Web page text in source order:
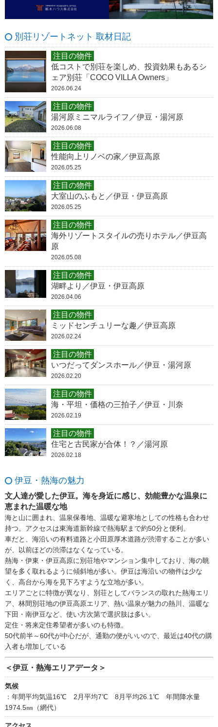
別荘リゾートネット 取材日記
注目の物件
低コストで別荘を楽しめ、投資効果もあるシ
ェア別荘「COCO VILLA Owners」
2026.06.24
注目の物件
湯河原ミニマルライフ／伊豆・湯河原
2026.06.08
注目の物件
性能向上リノベの家／伊豆高原
2026.05.25
注目の物件
大室山のふもと／伊豆・伊豆高原
2026.05.25
注目の物件
海外リゾートスタイルの売りホテル／伊豆高
原
2026.05.08
注目の物件
湖畔より／伊豆・伊豆高原
2026.04.06
注目の物件
ミッドセンチュリーな趣／伊豆高原
2026.02.24
注目の物件
いつだってダンスホール／伊豆・湯河原
2026.02.20
注目の物件
海・平坦・価格の三拍子／伊豆・川奈
2026.02.19
注目の物件
住宅と古民家が合体！？／湯河原
2026.02.18
伊豆・熱海の魅力
文人達が愛した伊豆。海を身近に感じ、効能豊かな温泉に
恵まれた温暖な地
海と山に囲まれ、温泉保養地、温暖な避寒地としての性格も合わせ
持つ。アクセスは東海道新幹線で熱海駅まで約50分と便利。
車だと、海沿いの有料道路と小田原厚木道路が渋滞することが多い
が、以前ほどの渋滞はなくなっている。
熱海・伊東・伊豆高原に別荘地やマンション集中しており、海の眺
望を多く取れるように傾斜地が多い。伊豆は海沿いの物件は少な
く、高台から海を見下ろすような立地が多い。
エリアごとに特徴が異なり、別荘としてバランスの取れた熱海エリ
ア、林間別荘地の伊豆高原エリア、熱い温泉が魅力の熱川、温暖な
下田・南伊豆など、使い方次第で選択肢は多い。
定住・将来定住希望者が多いのも特徴。
50代前半～60代が中心だが、通勤の便がいいので、最近は40代の購
入者も増加している
＜伊豆・熱海エリアデータ＞
気候
：年間平均気温16℃ 2月平均7℃ 8月平均26.1℃ 年間降水量
1974.5㎜（網代）